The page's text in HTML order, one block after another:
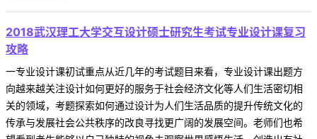
2018武汉理工大学交互设计硕士研究生考试专业设计课复习
攻略
一专业设计课初试重点从近几年的考试题目来看，专业设计课出题方
向越来越关注设计如何更好的服务于社会经济文化等人们生活密切相
关的领域，考题探索如何通过设计为人们生活品质的提升传统文化的
传承与发展社会公共秩序的改良寻找更广阔的发展空间。老师们也希